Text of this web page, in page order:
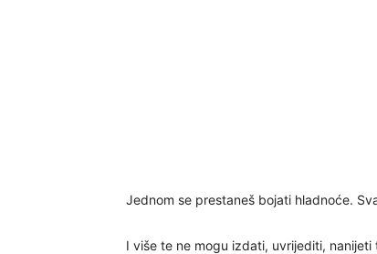
Jednom se prestaneš bojati hladnoće.
I više te ne mogu izdati, uvrijediti, nanijeti